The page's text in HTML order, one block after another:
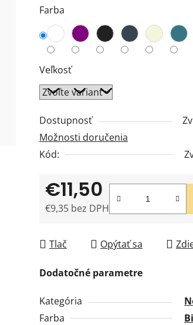
Farba
Veľkosť
Dostupnosť
Možnosti doručenia
Kód:
€11,50
€9,35 bez DPH
Tlač Opýtať sa
Dodatočné parametre
Kategória
Farba